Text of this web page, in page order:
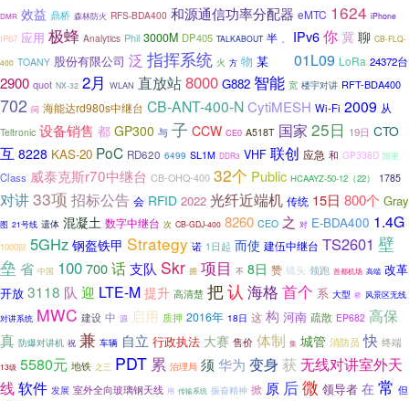
DMR 效益 鼎桥 森林防火 RFS-BDA400 和源通信功率分配器 eMTC 1624 iPhone
IP67 应用 极蜂 Analytics Phil 3000M DP405 TALKABOUT 半 、 IPv6你 冀 聊 CB-FLQ-
400 TOANY 股份有限公司 泛 指挥系统 火 方 物 某 01L09 LoRa 24372台
2900 quot NX-32 2月 WLAN 直放站8000 G882 智能 宽 楼宇对讲 RFT-BDA400
702 问 海能达rd980s中继台 CB-ANT-400-NCytiMESH Wi-Fi 2009 从
Teltronic 设备销售 都 GP300 与 子 CCW CE0 A518T 国家 25日 19日 CTO
互 8228 KAS-20 PoC RD620 6499 SL1M DDR3 VHF 联创 应急 和 GP338D 隙更
Class 威泰克斯r70中继台 CB-OHQ-400 32个 Public HCAAYZ-50-12（22） 1785
对讲33项 招标公告 会 RFID 2022 光纤近端机 传统 15日 800个 Gray
图 21号线 遗体 混凝土 数字中继台 次 CB-GDJ-400 8260 CEO 之 对 E-BDA400 1.4G
1000部 5GHz 钢盔铁甲 Strategy 诺 1日起 而使 建伍中继台 TS2601 壁
垒 省 中国 100700话支队 Skr 拥 项目 不 8日 赞 镜头 领跑 首都机场 高端 改革
开放 3118 队 迎 LTE-M 提升 高清楚 把认 海格 首个 系 大型 桥 风景区无线
对讲系统 MWC 建设 中 源 启用 质押 2016年 18日 这 构 河南 疏散 EP682 高保
真 防爆对讲机 祝 兼 车辆 自立 行政执法 大赛 售价 体制 集 城管 消防员 快 终端
13级 5580元 地铁 之三 PDT 累 治理局 须 华为 变身 获 无线对讲室外天
线软件 发展 室外全向玻璃钢天线 用 传输系统 振奋精神 掀 原 后微 领导者 在 常 但